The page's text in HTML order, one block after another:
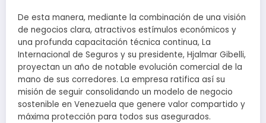
De esta manera, mediante la combinación de una visión
de negocios clara, atractivos estímulos económicos y
una profunda capacitación técnica continua, La
Internacional de Seguros y su presidente, Hjalmar Gibelli,
proyectan un año de notable evolución comercial de la
mano de sus corredores. La empresa ratifica así su
misión de seguir consolidando un modelo de negocio
sostenible en Venezuela que genere valor compartido y
máxima protección para todos sus asegurados.